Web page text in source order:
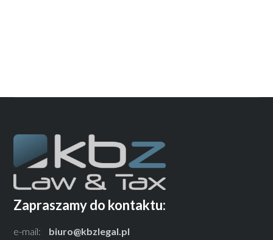
Zapraszamy do kontaktu:
e-mail:
biuro@kbzlegal.pl